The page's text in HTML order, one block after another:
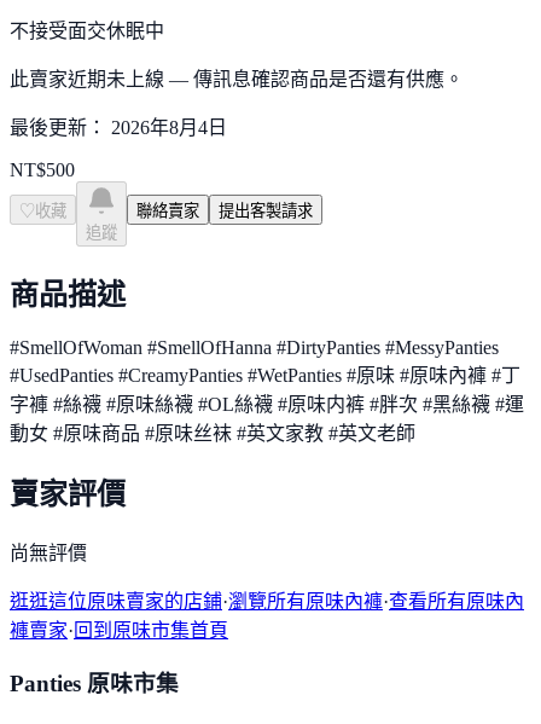
不接受面交休眠中
此賣家近期未上線 — 傳訊息確認商品是否還有供應。
最後更新： 2026年8月4日
NT$500
♡ 收藏
追蹤
聯絡賣家 提出客製請求
商品描述
#SmellOfWoman #SmellOfHanna #DirtyPanties #MessyPanties
#UsedPanties #CreamyPanties #WetPanties #原味 #原味內褲 #丁
字褲 #絲襪 #原味絲襪 #OL絲襪 #原味内裤 #胖次 #黑絲襪 #運
動女 #原味商品 #原味丝袜 #英文家教 #英文老師
賣家評價
尚無評價
逛逛這位原味賣家的店鋪·瀏覽所有原味內褲·查看所有原味內
褲賣家·回到原味市集首頁
Panties 原味市集